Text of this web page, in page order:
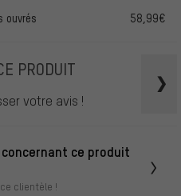
ouvrés 58,99€
PRODUIT
votre avis !
ce produit
clientèle !